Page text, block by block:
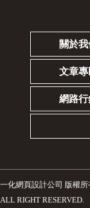
關於我
文章專
網路行
一化網頁設計公司
版權
ALL RIGHT RESERVED.